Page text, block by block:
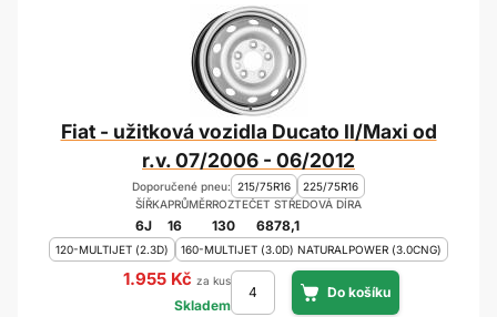
Fiat - užitková vozidla Ducato II/Maxi od
r.v. 07/2006 - 06/2012
ŠÍŘKA
6J
PRŮMĚR
16
ROZTEČ
130
ET
68
STŘEDOVÁ DÍRA
78,1
Doporučené pneu: 215/75R16 225/75R16
120-MULTIJET (2.3D) 160-MULTIJET (3.0D) NATURALPOWER (3.0CNG)
1.955 Kč za kus
Skladem